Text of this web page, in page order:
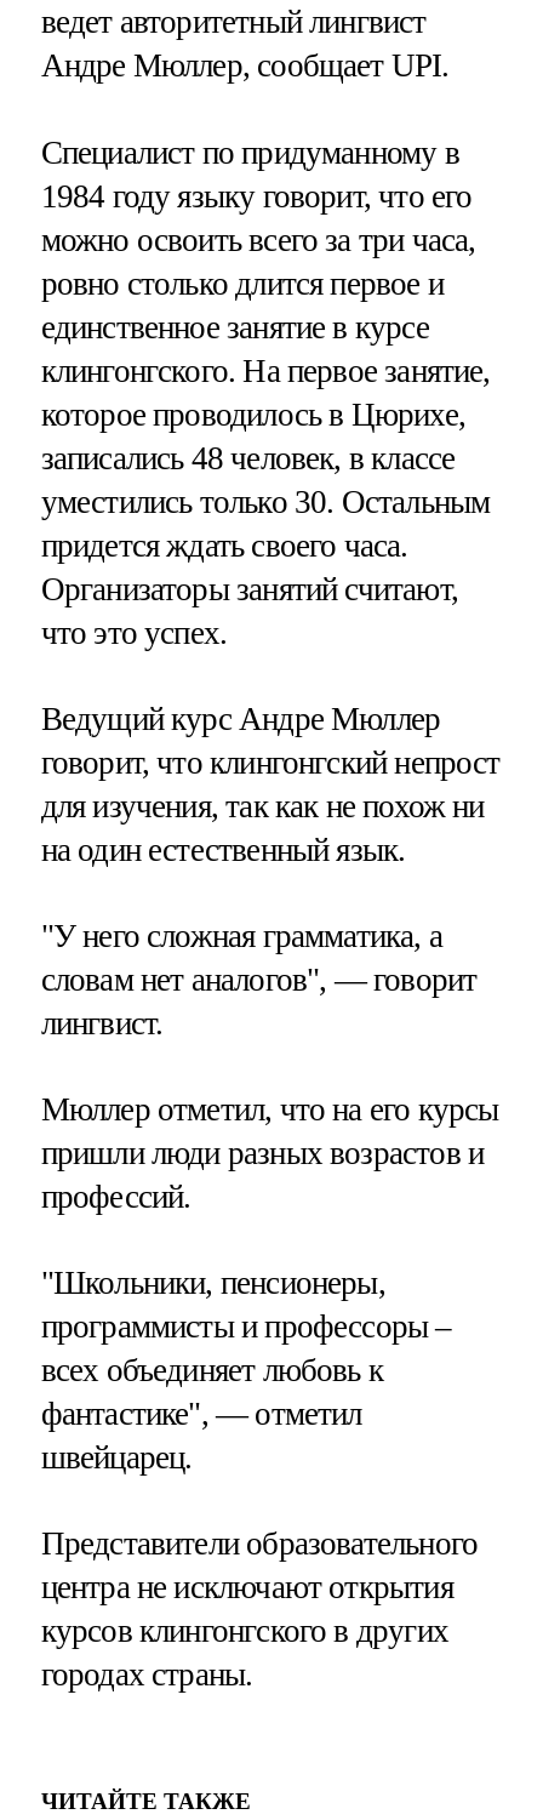
ведет авторитетный лингвист
Андре Мюллер, сообщает UPI.
Специалист по придуманному в
1984 году языку говорит, что его
можно освоить всего за три часа,
ровно столько длится первое и
единственное занятие в курсе
клингонгского. На первое занятие,
которое проводилось в Цюрихе,
записались 48 человек, в классе
уместились только 30. Остальным
придется ждать своего часа.
Организаторы занятий считают,
что это успех.
Ведущий курс Андре Мюллер
говорит, что клингонгский непрост
для изучения, так как не похож ни
на один естественный язык.
"У него сложная грамматика, а
словам нет аналогов", — говорит
лингвист.
Мюллер отметил, что на его курсы
пришли люди разных возрастов и
профессий.
"Школьники, пенсионеры,
программисты и профессоры –
всех объединяет любовь к
фантастике", — отметил
швейцарец.
Представители образовательного
центра не исключают открытия
курсов клингонгского в других
городах страны.
ЧИТАЙТЕ ТАКЖЕ